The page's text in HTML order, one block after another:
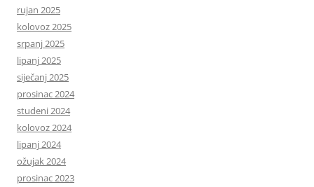
rujan 2025
kolovoz 2025
srpanj 2025
lipanj 2025
siječanj 2025
prosinac 2024
studeni 2024
kolovoz 2024
lipanj 2024
ožujak 2024
prosinac 2023